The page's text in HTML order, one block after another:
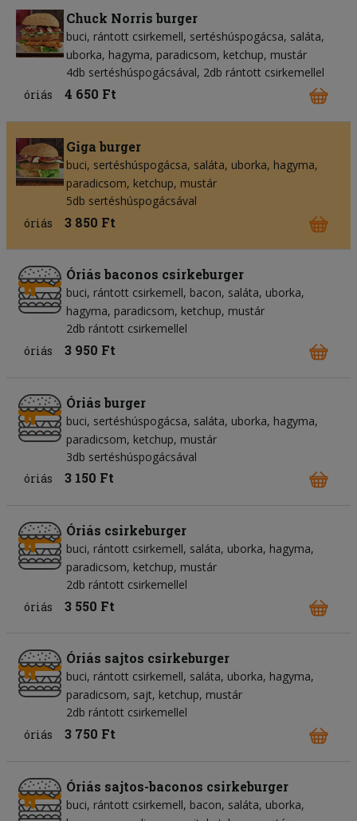
Chuck Norris burger
buci rántott csirkemell sertéshúspogácsa saláta
uborka hagyma paradicsom ketchup mustár
4db sertéshúspogácsával, 2db rántott csirkemellel
óriás
4 650 Ft
Giga burger
buci sertéshúspogácsa saláta uborka hagyma
paradicsom ketchup mustár
5db sertéshúspogácsával
óriás
3 850 Ft
Óriás baconos csirkeburger
buci rántott csirkemell bacon saláta uborka
hagyma paradicsom ketchup mustár
2db rántott csirkemellel
óriás
3 950 Ft
Óriás burger
buci sertéshúspogácsa saláta uborka hagyma
paradicsom ketchup mustár
3db sertéshúspogácsával
óriás
3 150 Ft
Óriás csirkeburger
buci rántott csirkemell saláta uborka hagyma
paradicsom ketchup mustár
2db rántott csirkemellel
óriás
3 550 Ft
Óriás sajtos csirkeburger
buci rántott csirkemell saláta uborka hagyma
paradicsom sajt ketchup mustár
2db rántott csirkemellel
óriás
3 750 Ft
Óriás sajtos-baconos csirkeburger
buci rántott csirkemell bacon saláta uborka